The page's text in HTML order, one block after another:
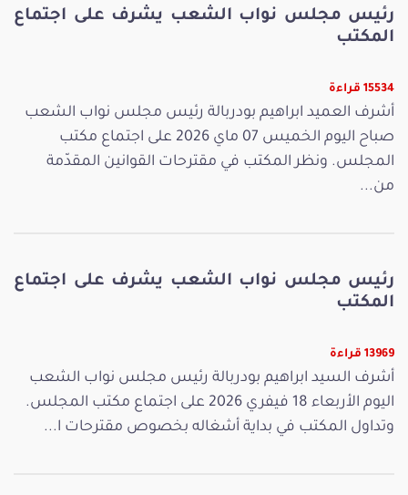
رئيس مجلس نواب الشعب يشرف على اجتماع
المكتب
15534 قراءة
أشرف العميد ابراهيم بودربالة رئيس مجلس نواب الشعب
صباح اليوم الخميس 07 ماي 2026 على اجتماع مكتب
المجلس. ونظر المكتب في مقترحات القوانين المقدّمة
من...
رئيس مجلس نواب الشعب يشرف على اجتماع
المكتب
13969 قراءة
أشرف السيد ابراهيم بودربالة رئيس مجلس نواب الشعب
اليوم الأربعاء 18 فيفري 2026 على اجتماع مكتب المجلس.
وتداول المكتب في بداية أشغاله بخصوص مقترحات ا...